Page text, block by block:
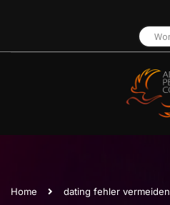
Home dating fehler vermeiden